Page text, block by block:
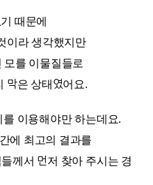
때문에
이라 생각했지만
모를 이물질들로
막은 상태였어요.
이용해야만 하는데요.
에 최고의 결과를
께서 먼저 찾아 주시는 경